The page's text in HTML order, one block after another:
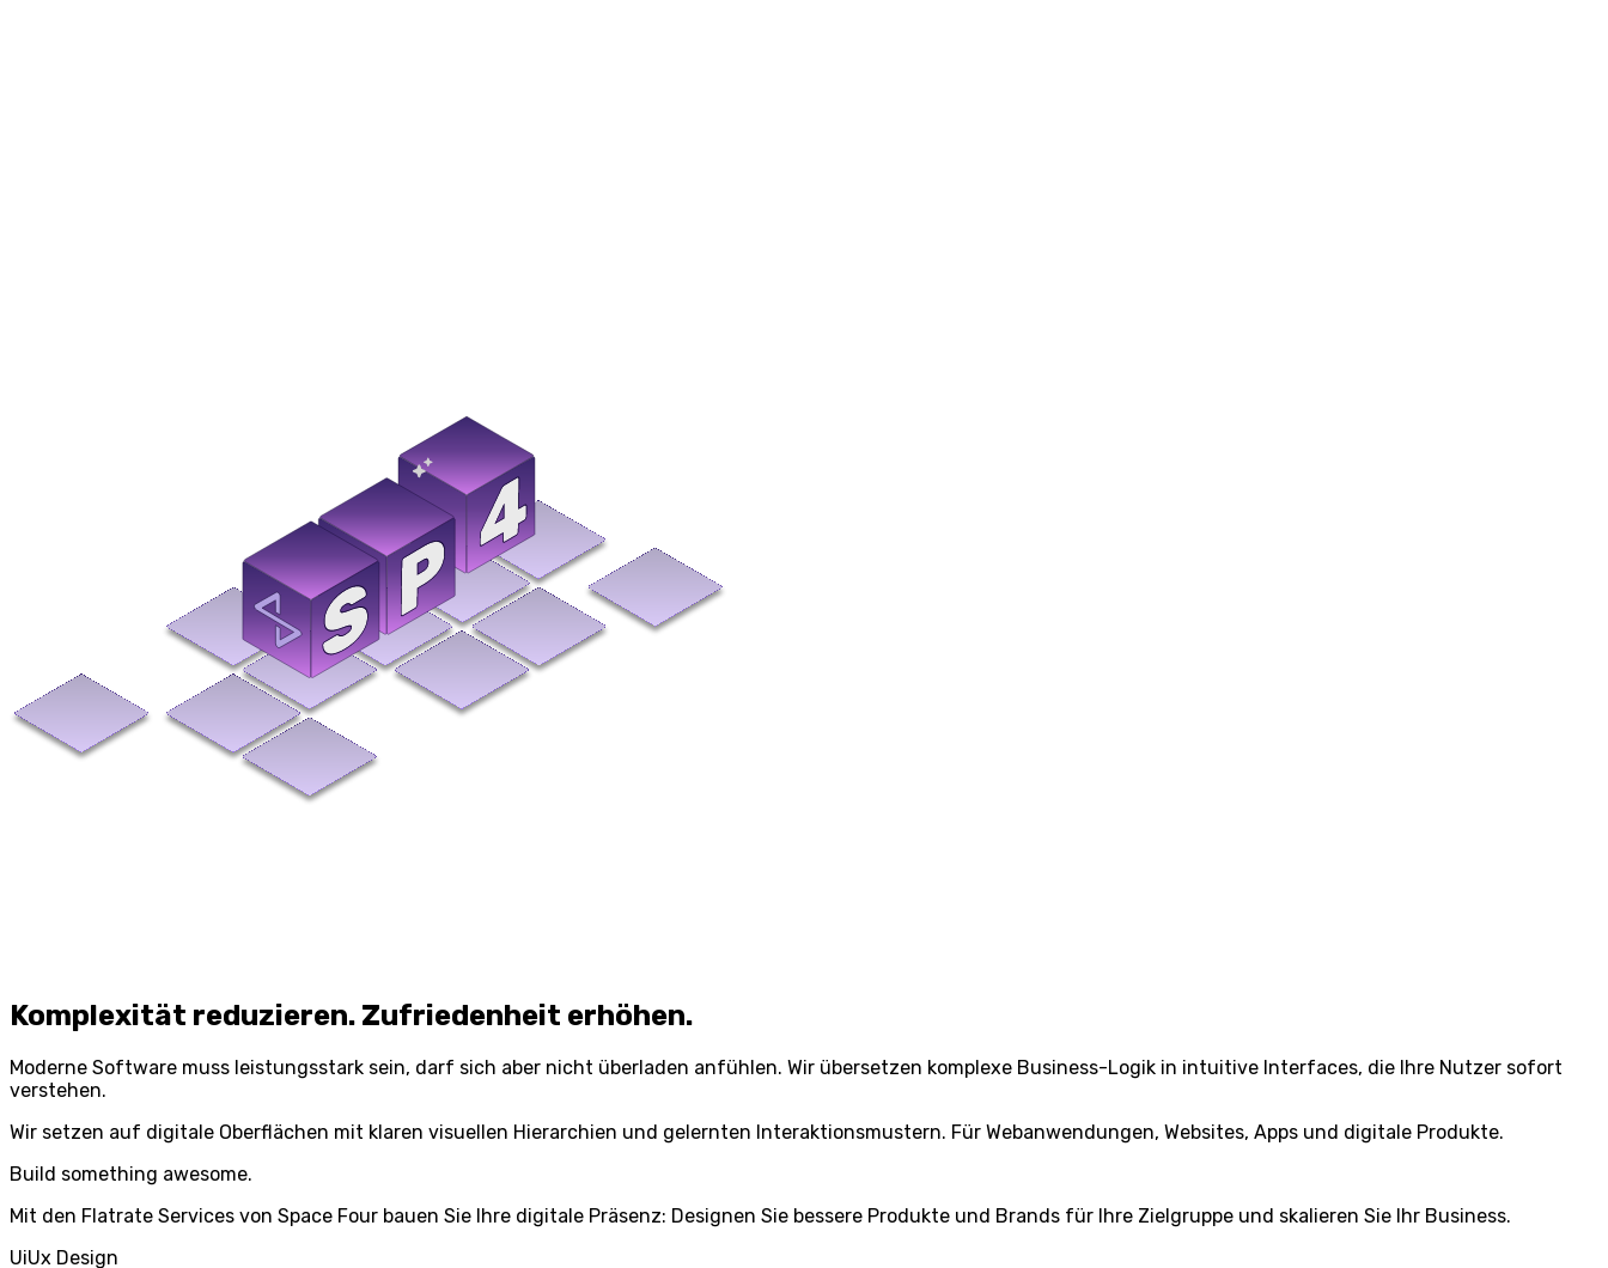
Komplexität reduzieren. Zufriedenheit erhöhen.
Moderne Software muss leistungsstark sein, darf sich aber nicht überladen anfühlen. Wir übersetzen komplexe Business-Logik in intuitive Interfaces, die Ihre Nutzer sofort
verstehen.
Wir setzen auf digitale Oberflächen mit klaren visuellen Hierarchien und gelernten Interaktionsmustern. Für Webanwendungen, Websites, Apps und digitale Produkte.
Build something awesome.
Mit den Flatrate Services von Space Four bauen Sie Ihre digitale Präsenz: Designen Sie bessere Produkte und Brands für Ihre Zielgruppe und skalieren Sie Ihr Business.
UiUx Design